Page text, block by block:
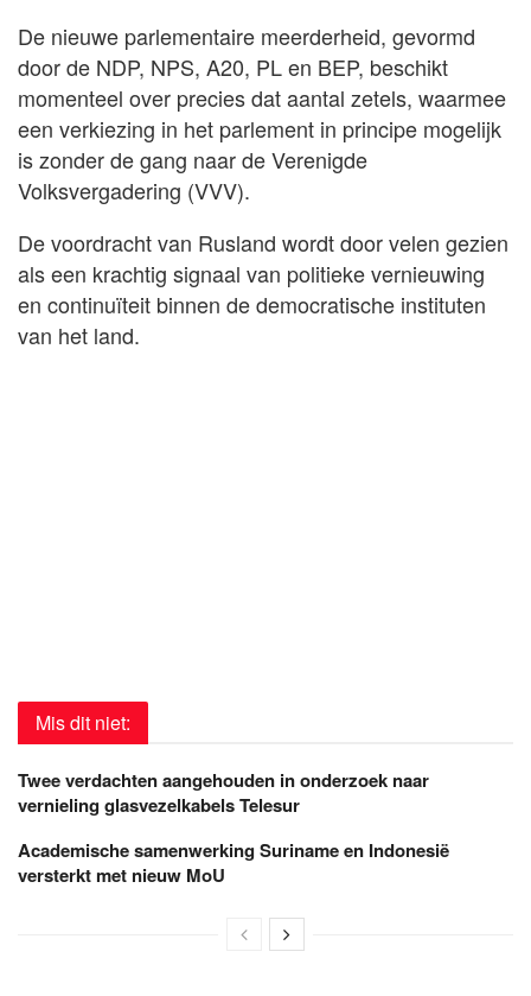
De nieuwe parlementaire meerderheid, gevormd
door de NDP, NPS, A20, PL en BEP, beschikt
momenteel over precies dat aantal zetels, waarmee
een verkiezing in het parlement in principe mogelijk
is zonder de gang naar de Verenigde
Volksvergadering (VVV).
De voordracht van Rusland wordt door velen gezien
als een krachtig signaal van politieke vernieuwing
en continuïteit binnen de democratische instituten
van het land.
Mis dit niet:
Twee verdachten aangehouden in onderzoek naar
vernieling glasvezelkabels Telesur
Academische samenwerking Suriname en Indonesië
versterkt met nieuw MoU